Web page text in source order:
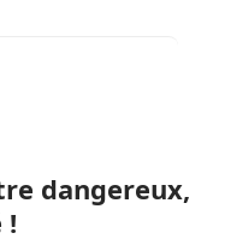
dangereux,
!